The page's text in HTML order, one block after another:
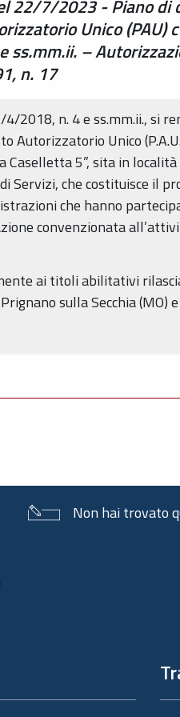
22/7/2023 - Piano
Unico
ss.mm.ii. –
n. 17
2018, n. 4 e ss.mm.ii., si
Unico
Caselletta 5”, sita in
Servizi, che costituisce il
che hanno
convenzionata
ai titoli abilitativi
sulla Secchia
Non hai trovato